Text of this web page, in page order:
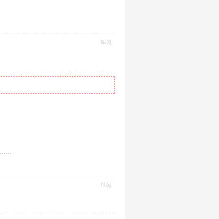
舉報
舉報